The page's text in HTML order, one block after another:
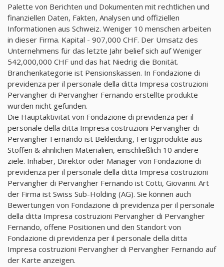
Palette von Berichten und Dokumenten mit rechtlichen und
finanziellen Daten, Fakten, Analysen und offiziellen
Informationen aus Schweiz. Weniger 10 menschen arbeiten
in dieser Firma. Kapital - 907,000 CHF. Der Umsatz des
Unternehmens für das letzte Jahr belief sich auf Weniger
542,000,000 CHF und das hat Niedrig die Bonität.
Branchenkategorie ist Pensionskassen. In Fondazione di
previdenza per il personale della ditta Impresa costruzioni
Pervangher di Pervangher Fernando erstellte produkte
wurden nicht gefunden.
Die Hauptaktivität von Fondazione di previdenza per il
personale della ditta Impresa costruzioni Pervangher di
Pervangher Fernando ist Bekleidung, Fertigprodukte aus
Stoffen & ähnlichen Materialien, einschließlich 10 andere
ziele. Inhaber, Direktor oder Manager von Fondazione di
previdenza per il personale della ditta Impresa costruzioni
Pervangher di Pervangher Fernando ist Cotti, Giovanni. Art
der Firma ist Swiss Sub-Holding (AG). Sie können auch
Bewertungen von Fondazione di previdenza per il personale
della ditta Impresa costruzioni Pervangher di Pervangher
Fernando, offene Positionen und den Standort von
Fondazione di previdenza per il personale della ditta
Impresa costruzioni Pervangher di Pervangher Fernando auf
der Karte anzeigen.